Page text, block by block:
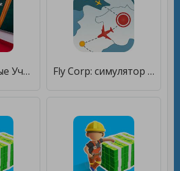
Страшные Злые Учителя Игры [Много монет] Fly Corp: симулятор авиалиний [Много монет]